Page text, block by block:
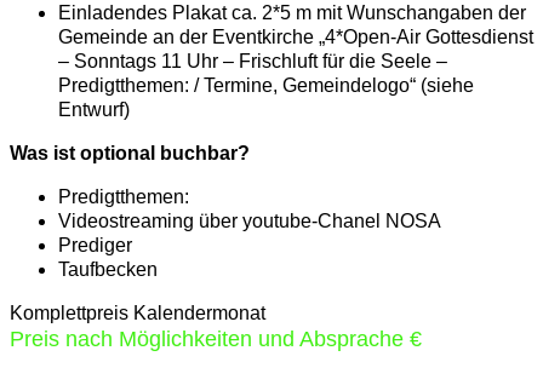
Einladendes Plakat ca. 2*5 m mit Wunschangaben der
Gemeinde an der Eventkirche „4*Open-Air Gottesdienst
– Sonntags 11 Uhr – Frischluft für die Seele –
Predigtthemen: / Termine, Gemeindelogo“ (siehe
Entwurf)
Was ist optional buchbar?
Predigtthemen:
Videostreaming über youtube-Chanel NOSA
Prediger
Taufbecken
Komplettpreis Kalendermonat
Preis nach Möglichkeiten und Absprache €